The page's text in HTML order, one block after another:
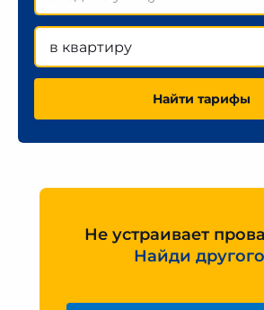
в квартиру
Найти тарифы
Не устраивает
Найди